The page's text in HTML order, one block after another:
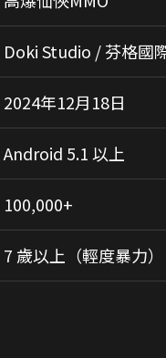
Doki Studio / 芬格國
2024年12月18日
Android 5.1 以上
100,000+
7 歲以上（輕度暴力）